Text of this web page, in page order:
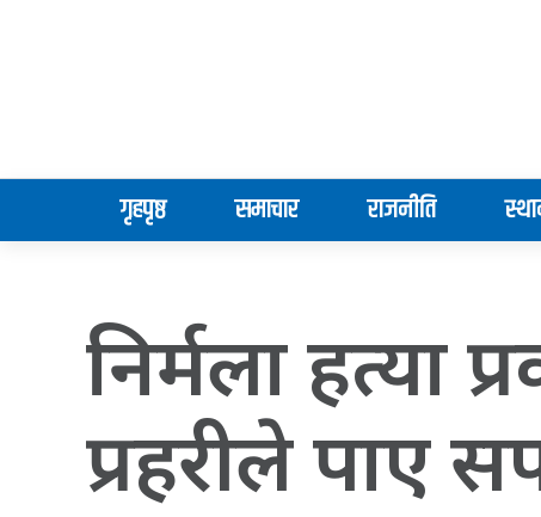
गृहपृष्ठ समाचार राजनीति
निर्मला हत्या
प्रहरीले पाए